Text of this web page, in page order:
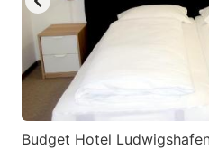
Budget Hotel